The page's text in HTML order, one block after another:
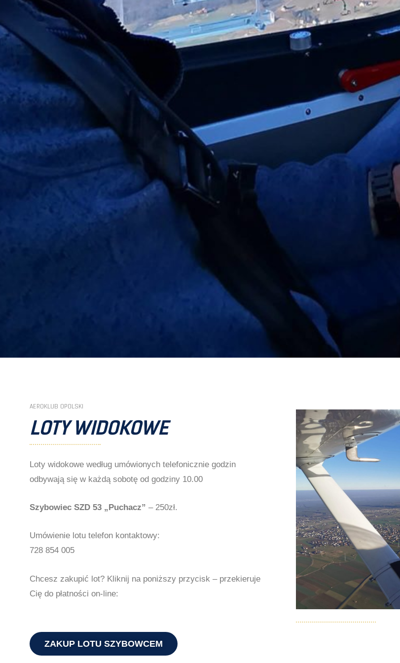
AEROKLUB OPOLSKI
LOTY WIDOKOWE
Loty widokowe według umówionych telefonicznie godzin
odbywają się w każdą sobotę od godziny 10.00
Szybowiec SZD 53 „Puchacz” – 250zł.
Umówienie lotu telefon kontaktowy:
728 854 005
Chcesz zakupić lot? Kliknij na poniższy przycisk – przekieruje
Cię do płatności on-line:
ZAKUP LOTU SZYBOWCEM